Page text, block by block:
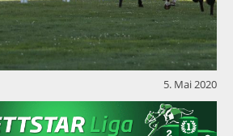
5. Mai 2020